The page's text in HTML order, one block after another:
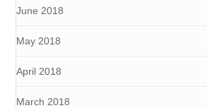
June 2018
May 2018
April 2018
March 2018